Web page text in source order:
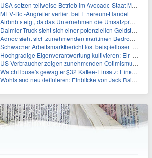
USA setzen teilweise Betrieb im Avocado-Staat Michoacán in Mexiko wieder in Gang
MEV-Bot-Angreifer verliert bei Ethereum-Handel
Airbnb steigt, da das Unternehmen die Umsatzprognose anhebt und starkes Wachstum signalisiert
Daimler Truck sieht sich einer potenziellen Geldstrafe von 1 Milliarde Euro aufgrund von EU-Emissionsvorschriften gegenüber
Adnoc sieht sich zunehmenden maritimen Bedrohungen angesichts regionaler Spannungen gegenüber
Schwacher Arbeitsmarktbericht löst beispiellosen Börsenanstieg aus
Hochgradige Eigenverantwortung kultivieren: Ein Weg zu Wachstum und Resilienz
US-Verbraucher zeigen zunehmenden Optimismus hinsichtlich Arbeitsplätzen und Inflationserwartungen
WatchHouse's gewagter $32 Kaffee-Einsatz: Eine neue Ära für den Luxusgetränkekonsum
Wohlstand neu definieren: Einblicke von Jack Raines zur Navigation der Finanzen in den Zwanzigern